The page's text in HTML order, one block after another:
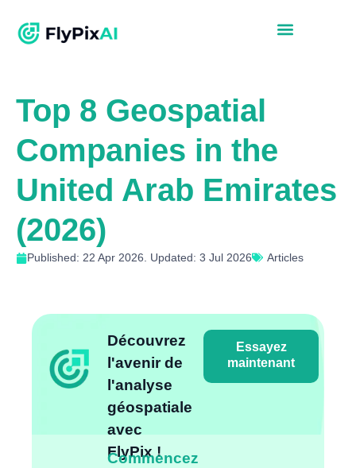
Top 8 Geospatial
Companies in the
United Arab Emirates
(2026)
Published: 22 Apr 2026. Updated: 3 Jul 2026 Articles
Découvrez
l'avenir de
l'analyse
géospatiale
avec
FlyPix !
Commencez
Essayez
maintenant